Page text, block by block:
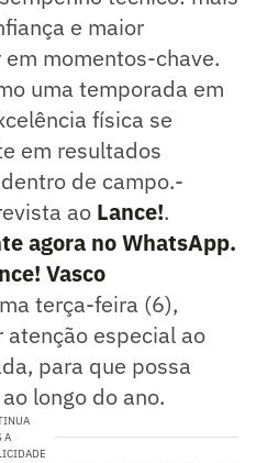
e maior
momentos-chave.
uma temporada em
física se
em resultados
de campo.-
ao Lance!.
agora no WhatsApp.
Vasco
terça-feira (6),
atenção especial ao
para que possa
longo do ano.
A